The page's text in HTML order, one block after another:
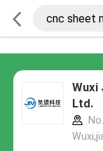
Wuxi
Ltd.